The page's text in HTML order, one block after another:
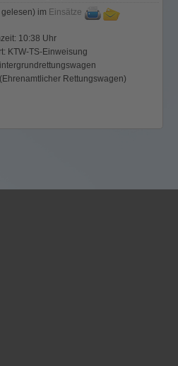
) im Einsätze
10:38 Uhr
KTW-TS-Einweisung
Rettungswagen)